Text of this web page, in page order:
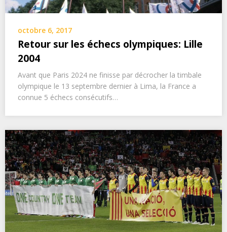
octobre 6, 2017
Retour sur les échecs olympiques: Lille
2004
Avant que Paris 2024 ne finisse par décrocher la timbale
olympique le 13 septembre dernier à Lima, la France a
connue 5 échecs consécutifs…